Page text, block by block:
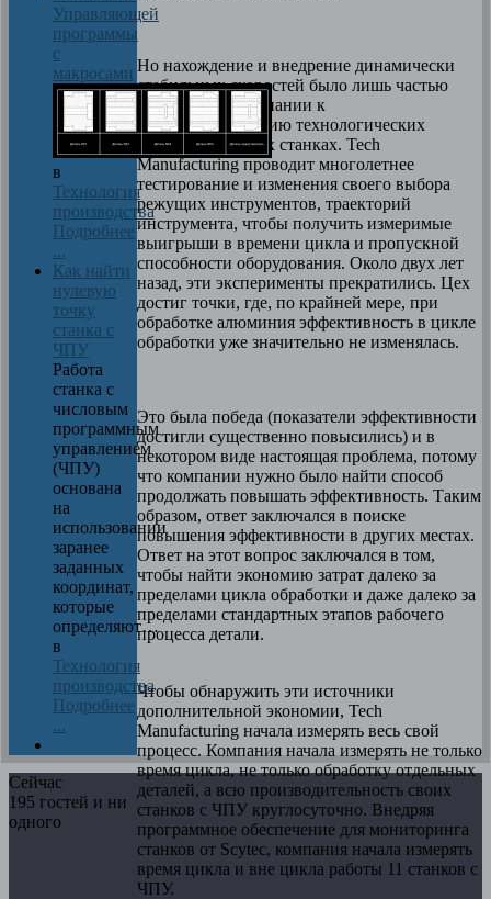
Но нахождение и внедрение динамически
стабильных скоростей было лишь частью
направления компании к
совершенствованию технологических
процессов на этих станках. Tech
Manufacturing проводит многолетнее
тестирование и изменения своего выбора
режущих инструментов, траекторий
инструмента, чтобы получить измеримые
выигрыши в времени цикла и пропускной
способности оборудования. Около двух лет
назад, эти эксперименты прекратились. Цех
достиг точки, где, по крайней мере, при
обработке алюминия эффективность в цикле
обработки уже значительно не изменялась.
Это была победа (показатели эффективности
достигли существенно повысились) и в
некотором виде настоящая проблема, потому
что компании нужно было найти способ
продолжать повышать эффективность. Таким
образом, ответ заключался в поиске
повышения эффективности в других местах.
Ответ на этот вопрос заключался в том,
чтобы найти экономию затрат далеко за
пределами цикла обработки и даже далеко за
пределами стандартных этапов рабочего
процесса детали.
Чтобы обнаружить эти источники
дополнительной экономии, Tech
Manufacturing начала измерять весь свой
процесс. Компания начала измерять не только
время цикла, не только обработку отдельных
деталей, а всю производительность своих
станков с ЧПУ круглосуточно. Внедряя
программное обеспечение для мониторинга
станков от Scytec, компания начала измерять
время цикла и вне цикла работы 11 станков с
ЧПУ.
Управляющей
программы
с
макросами
в
Технология
производства
Подробнее
...
Как найти
нулевую
точку
станка с
ЧПУ
Работа
станка с
числовым
программным
управлением
(ЧПУ)
основана
на
использовании
заранее
заданных
координат,
которые
определяют…
в
Технология
производства
Подробнее
...
Сейчас
195 гостей и ни
одного